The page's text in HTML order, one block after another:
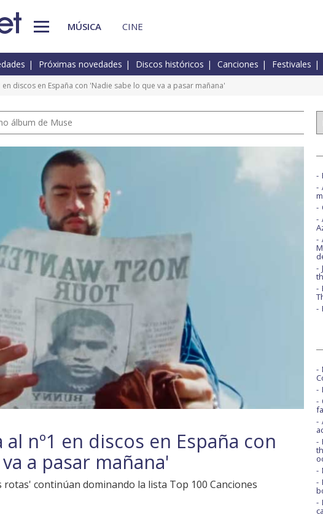
MÚSICA CINE
Próximas novedades Discos históricos Canciones Festivales
en discos en España con 'Nadie sabe lo que va a pasar mañana'
álbum de Muse
nº1 en discos en España con
a pasar mañana'
rotas' continúan dominando la lista Top 100 Canciones